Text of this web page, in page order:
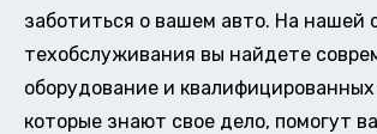
заботиться о вашем авто. На нашей
техобслуживания вы найдете
оборудование и
которые знают свое дело, помогут